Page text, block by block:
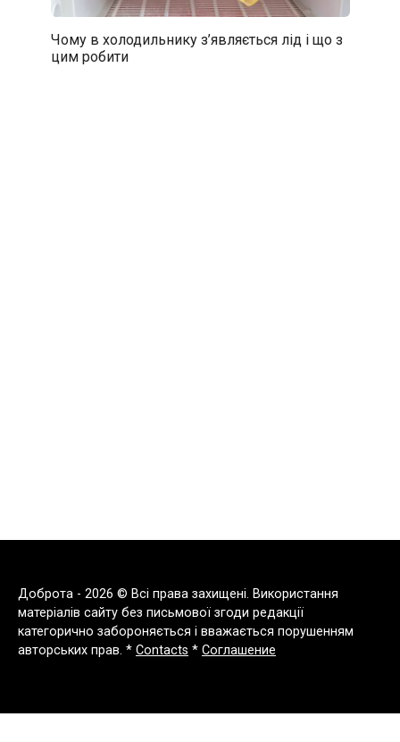
Чому в холодильнику з’являється лід і що з
цим робити
Доброта - 2026 © Всі права захищені. Використання
матеріалів сайту без письмової згоди редакції
категорично забороняється і вважається порушенням
авторських прав. * Contacts * Соглашение